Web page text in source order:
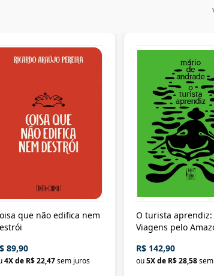
que não edifica nem
89,90
4X de R$ 22,47sem juros
O turista aprendiz:
Viagens pelo
até a Bolívia e por
até dizer chega
R$ 142,90
ou5X de R$ 28,58